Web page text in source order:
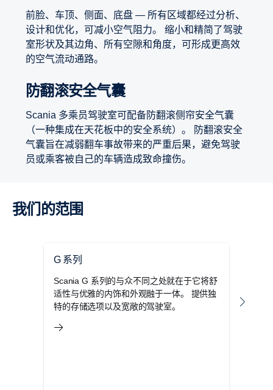
前脸、车顶、侧面、底盘 — 所有区域都经过分析、
设计和优化，可减小空气阻力。 缩小和精简了驾驶
室形状及其边角、所有空隙和角度，可形成更高效
的空气流动通路。
防翻滚安全气囊
Scania 多乘员驾驶室可配备防翻滚侧帘安全气囊
（一种集成在天花板中的安全系统）。 防翻滚安全
气囊旨在减弱翻车事故带来的严重后果，避免驾驶
员或乘客被自己的车辆造成致命撞伤。
我们的范围
G 系列
Scania G 系列的与众不同之处就在于它将舒
适性与优雅的内饰和外观融于一体。 提供独
特的存储选项以及宽敞的驾驶室。